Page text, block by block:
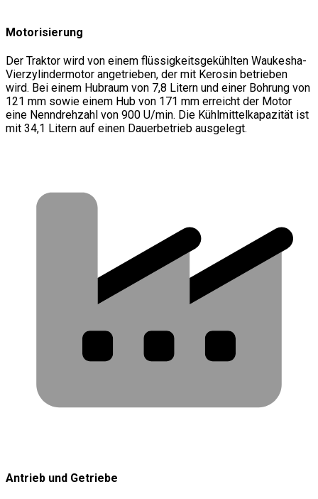
Motorisierung
Der Traktor wird von einem flüssigkeitsgekühlten Waukesha-
Vierzylindermotor angetrieben, der mit Kerosin betrieben
wird. Bei einem Hubraum von 7,8 Litern und einer Bohrung von
121 mm sowie einem Hub von 171 mm erreicht der Motor
eine Nenndrehzahl von 900 U/min. Die Kühlmittelkapazität ist
mit 34,1 Litern auf einen Dauerbetrieb ausgelegt.
Antrieb und Getriebe